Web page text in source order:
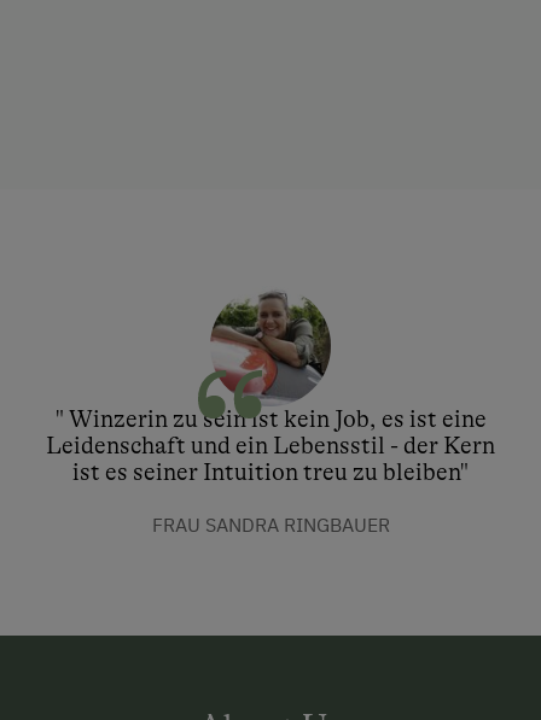
" Winzerin zu sein ist kein Job, es ist eine
Leidenschaft und ein Lebensstil - der Kern
ist es seiner Intuition treu zu bleiben"
FRAU SANDRA RINGBAUER